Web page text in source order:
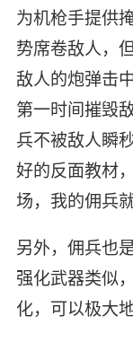
为机枪手提供
势席卷敌人，
敌人的炮弹击
第一时间摧毁
兵不被敌人瞬
好的反面教材
场，我的佣兵就
另外，佣兵也
强化武器类似
化，可以极大